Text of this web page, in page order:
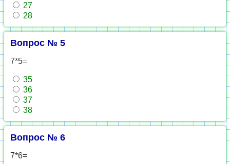
27
28
Вопрос № 5
7*5=
35
36
37
38
Вопрос № 6
7*6=